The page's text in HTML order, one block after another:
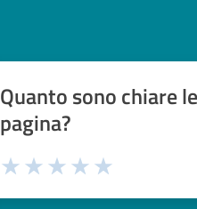
Quanto sono chiare
pagina?